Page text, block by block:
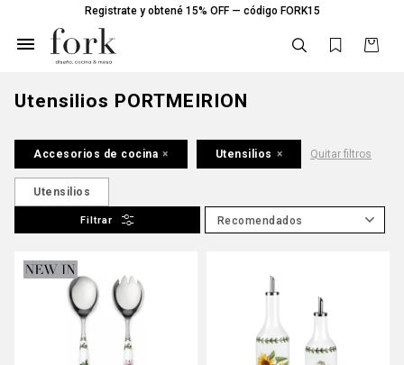
Registrate y obtené 15% OFF — código FORK15

Utensilios PORTMEIRION
Accesorios de cocina Utensilios Quitar filtros
Utensilios
Recomendados